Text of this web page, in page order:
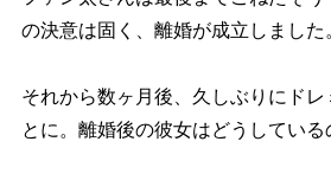
の決意は固く、離婚が成立しました
それから数ヶ月後、久しぶりにドレ
とに。離婚後の彼女はどうしてい